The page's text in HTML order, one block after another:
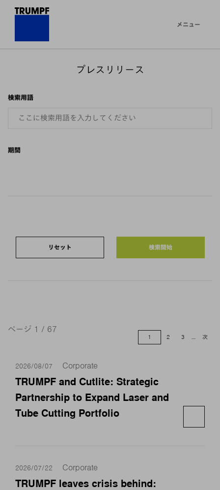
メニュー
プレスリリース
検索用語
期間
リセット
ページ 1 / 67
1 2 3 … 次
2026/08/07 Corporate
TRUMPF and Cutlite: Strategic
Partnership to Expand Laser and
Tube Cutting Portfolio
2026/07/22 Corporate
TRUMPF leaves crisis behind: